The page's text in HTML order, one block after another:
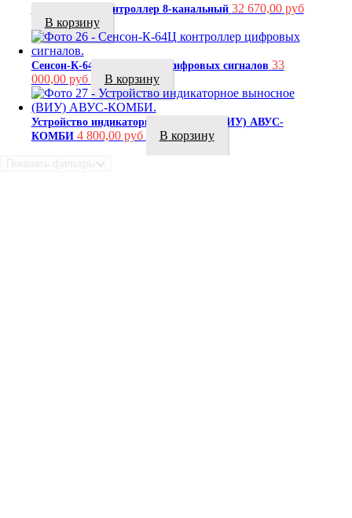
Сенсон К-8М контроллер 8-канальный 32 670,00руб
В корзину
Сенсон-К-64Ц контроллер цифровых сигналов 33
000,00руб В корзину
Устройство индикаторное выносное (ВИУ) АВУС-
КОМБИ 4 800,00руб В корзину